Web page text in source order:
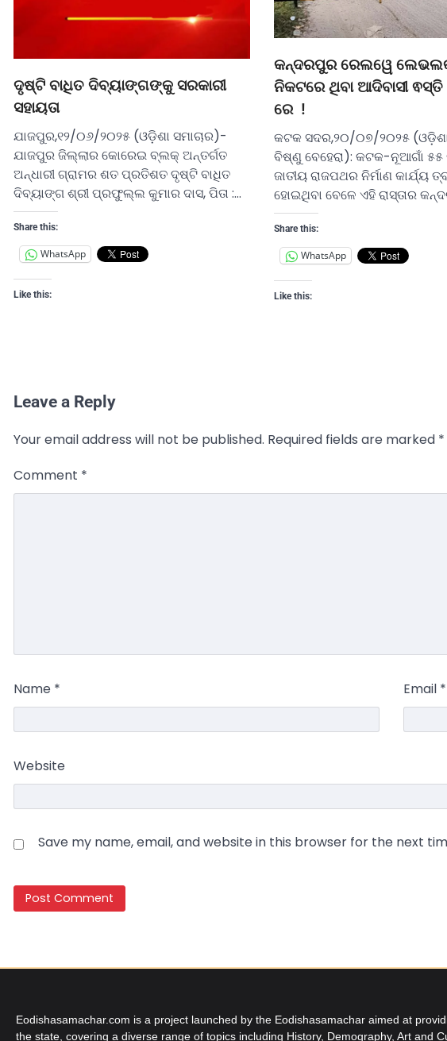
ଦୃଷ୍ଟି ବାଧିତ ଦିବ୍ୟାଙ୍ଗଙ୍କୁ ସରକାରୀ
ସହାୟତା
ଯାଜପୁର,୧୨/୦୬/୨୦୨୫ (ଓଡ଼ିଶା ସମାଚାର)-
ଯାଜପୁର ଜିଲ୍ଲାର କୋରେଇ ବ୍ଲକ୍ ଅନ୍ତର୍ଗତ
ଅନ୍ଧାରୀ ଗ୍ରାମର ଶତ ପ୍ରତିଶତ ଦୃଷ୍ଟି ବାଧିତ
ଦିବ୍ୟାଙ୍ଗ ଶ୍ରୀ ପ୍ରଫୁଲ୍ଲ କୁମାର ଦାସ, ପିତା :…
Share this:
WhatsApp
Like this:
କନ୍ଦରପୁର ରେଲୱେ
ନିକଟରେ ଥିବା ଆଦିବାସୀ ଵସ୍ତି
ରେ !
କଟକ ସଦର,୨୦/୦୭/୨୦୨୫ (ଓଡ଼ିଶା
ବିଷ୍ଣୁ ବେହେରା): କଟକ-ନୂଆଗାଁ
ଜାତୀୟ ରାଜପଥର ନିର୍ମାଣ କାର୍ଯ୍ୟ
ହୋଇଥିବା ବେଳେ ଏହି ରାସ୍ତାର
Share this:
WhatsApp
Like this:
Leave a Reply
Your email address will not be published. Required fields are marked *
Comment *
Name * Email *
Website
Save my name, email, and website in this browser for the next
Eodishasamachar.com is a project launched by the Eodishasamachar aimed at
the state, covering a diverse range of topics including History, Demography, Art and